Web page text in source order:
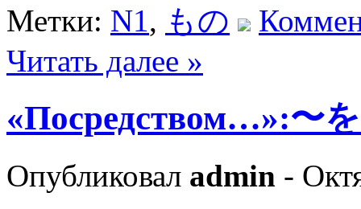
Метки: N1, もの
Читать далее »
«Посредством…»:〜
Опубликовал admin -